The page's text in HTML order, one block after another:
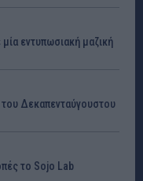
μία εντυπωσιακή μαζική
Δεκαπενταύγουστου
το Sojo Lab